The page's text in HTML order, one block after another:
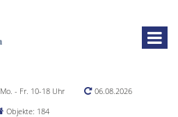
Mo. - Fr. 10-18 Uhr
06.08.2026
Objekte: 184